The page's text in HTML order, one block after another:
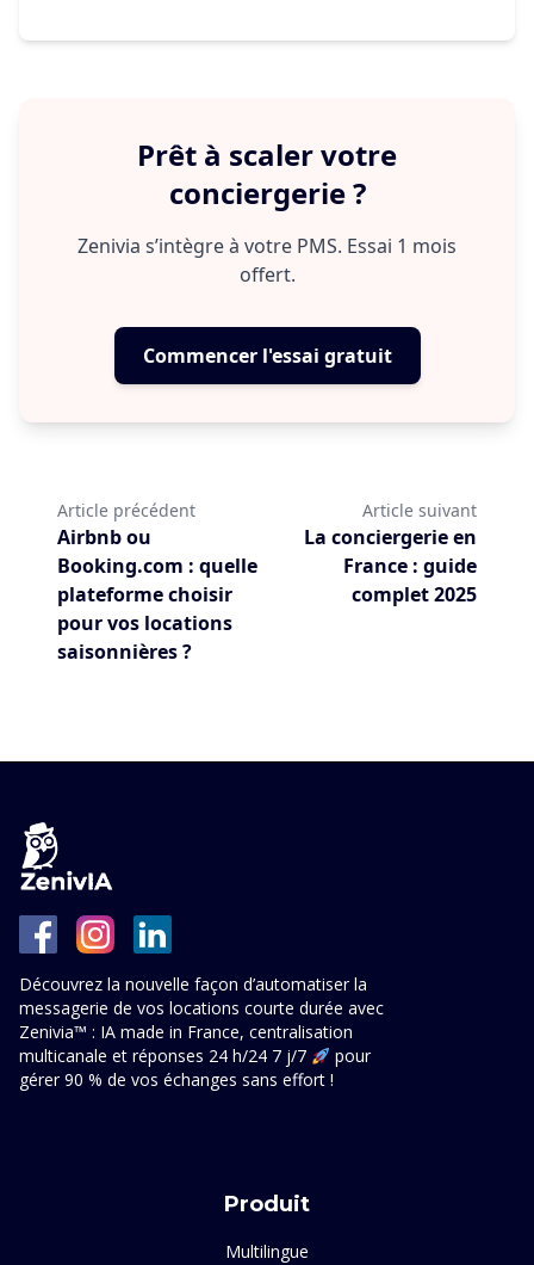
Prêt à scaler votre
conciergerie ?
Zenivia s’intègre à votre PMS. Essai 1 mois
offert.
Commencer l'essai gratuit
Article précédent
Airbnb ou
Booking.com : quelle
plateforme choisir
pour vos locations
saisonnières ?
Article suivant
La conciergerie en
France : guide
complet 2025
Découvrez la nouvelle façon d’automatiser la
messagerie de vos locations courte durée avec
Zenivia™ : IA made in France, centralisation
multicanale et réponses 24 h/24 7 j/7
pour
gérer 90 % de vos échanges sans effort !
Produit
Multilingue